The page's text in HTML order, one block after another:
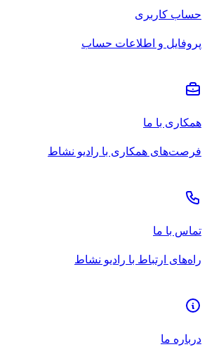
حساب کاربری
پروفایل و اطلاعات حساب
همکاری با ما
فرصت‌های همکاری با رادیو نشاط
تماس با ما
راه‌های ارتباط با رادیو نشاط
درباره ما